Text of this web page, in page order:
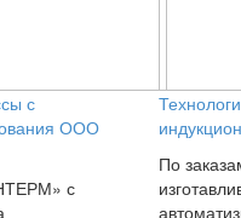
с
ООО
с
По